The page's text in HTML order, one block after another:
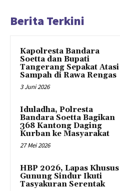
Berita Terkini
Kapolresta Bandara
Soetta dan Bupati
Tangerang Sepakat Atasi
Sampah di Rawa Rengas
3 Juni 2026
Iduladha, Polresta
Bandara Soetta Bagikan
368 Kantong Daging
Kurban ke Masyarakat
27 Mei 2026
HBP 2026, Lapas Khusus
Gunung Sindur Ikuti
Tasyakuran Serentak